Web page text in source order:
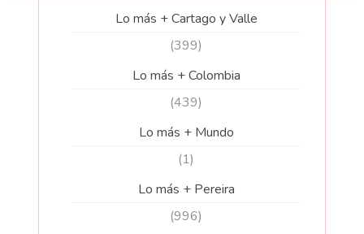
Lo más + Cartago y Valle
(399)
Lo más + Colombia
(439)
Lo más + Mundo
(1)
Lo más + Pereira
(996)